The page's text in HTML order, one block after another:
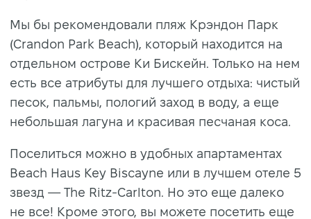
Мы бы рекомендовали пляж Крэндон Парк
(Crandon Park Beach), который находится на
отдельном острове Ки Бискейн. Только на нем
есть все атрибуты для лучшего отдыха: чистый
песок, пальмы, пологий заход в воду, а еще
небольшая лагуна и красивая песчаная коса.
Поселиться можно в удобных апартаментах
Beach Haus Key Biscayne или в лучшем отеле 5
звезд — The Ritz-Carlton. Но это еще далеко
не все! Кроме этого, вы можете посетить еще